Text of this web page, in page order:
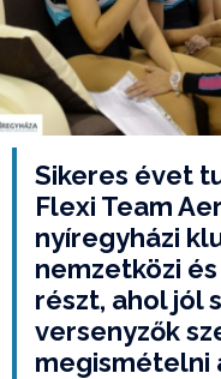
Sikeres évet
Flexi Team
nyíregyházi
nemzetközi
részt, ahol jól
versenyzők
megismételni